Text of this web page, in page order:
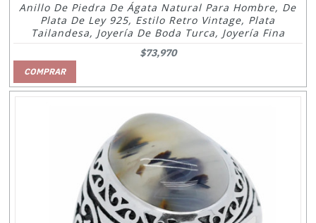
Anillo De Piedra De Ágata Natural Para Hombre, De
Plata De Ley 925, Estilo Retro Vintage, Plata
Tailandesa, Joyería De Boda Turca, Joyería Fina
$73,970
COMPRAR